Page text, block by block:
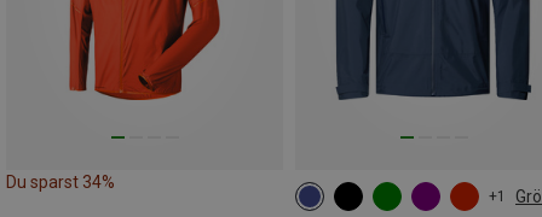
Du sparst 34%
+1
S M L XL XXL